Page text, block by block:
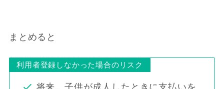
まとめると
利用者登録しなかった場合のリスク
将来、子供が成人したときに支払いを